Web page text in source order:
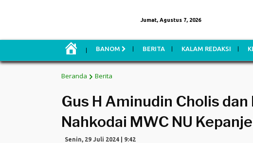
Jumat, Agustus 7, 2026
M
BANOM BERITA KALAM REDAKSI
Beranda Berita
Gus H Aminudin Cholis
Nahkodai MWC NU
Senin, 29 Juli 2024 | 9:42